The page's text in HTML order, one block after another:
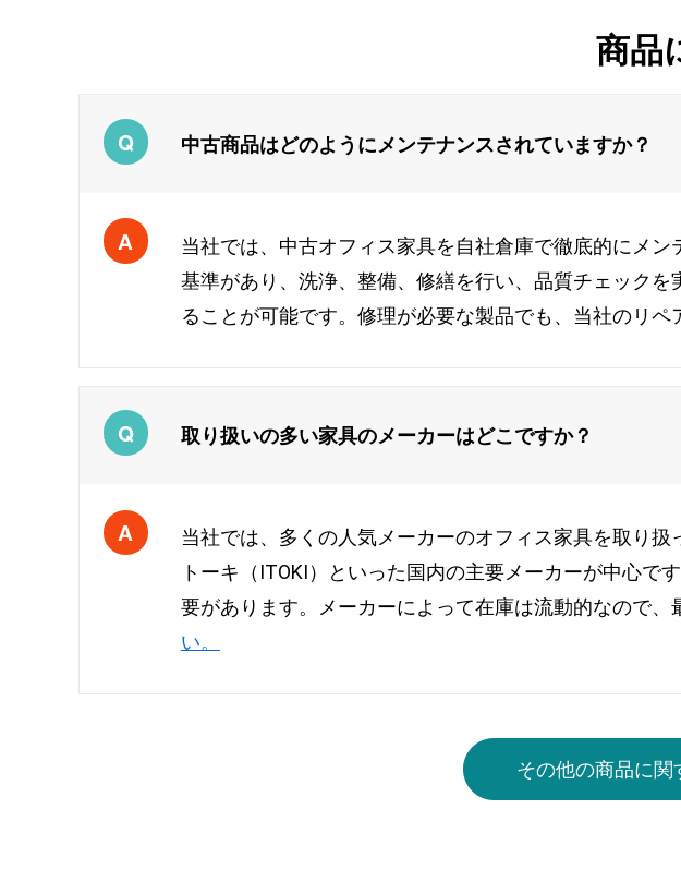
商品
中古商品はどのようにメンテナンスされていますか？
当社では、中古オフィス家具を自社倉庫で徹底的にメ
基準があり、洗浄、整備、修繕を行い、品質チェック
ることが可能です。修理が必要な製品でも、当社のリ
取り扱いの多い家具のメーカーはどこですか？
当社では、多くの人気メーカーのオフィス家具を取り扱
トーキ（ITOKI）といった国内の主要メーカーが中心
要があります。メーカーによって在庫は流動的なので
い。
その他の商品に関